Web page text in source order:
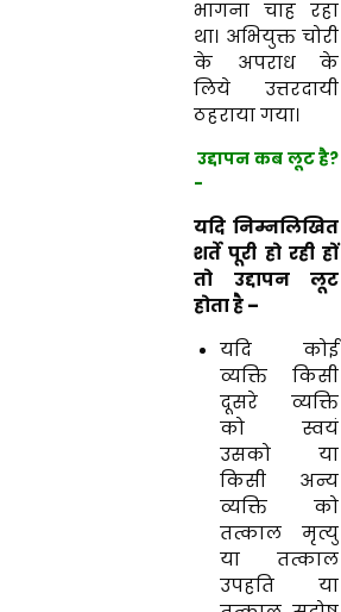
भागना चाह रहा
था। अभियुक्त चोरी
के अपराध के
लिये उत्तरदायी
ठहराया गया।
उद्दापन कब लूट है?
-
यदि निम्नलिखित
शर्ते पूरी हो रही हों
तो उद्दापन लूट
होता है –
यदि कोई
व्यक्ति किसी
दूसरे व्यक्ति
को स्वयं
उसको या
किसी अन्य
व्यक्ति को
तत्काल मृत्यु
या तत्काल
उपहति या